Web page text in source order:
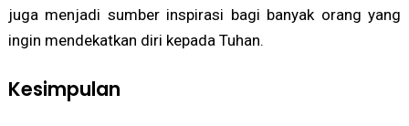
juga menjadi sumber inspirasi bagi banyak orang yang
ingin mendekatkan diri kepada Tuhan.
Kesimpulan